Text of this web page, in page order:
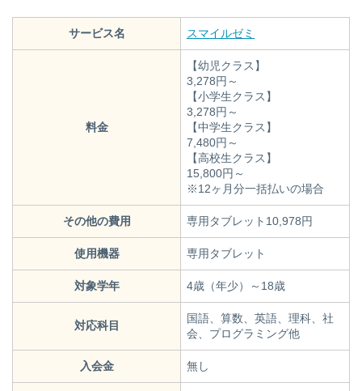
サービス名 スマイルゼミ
料金
【幼児クラス】
3,278円～
【小学生クラス】
3,278円～
【中学生クラス】
7,480円～
【高校生クラス】
15,800円～
※12ヶ月分一括払いの場合
その他の費用 専用タブレット10,978円
使用機器 専用タブレット
対象学年 4歳（年少）～18歳
対応科目
国語、算数、英語、理科、社
会、プログラミング他
入会金 無し